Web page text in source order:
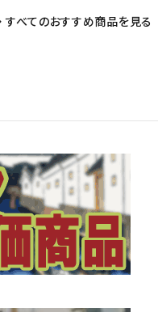
すべてのおすすめ商品を見る